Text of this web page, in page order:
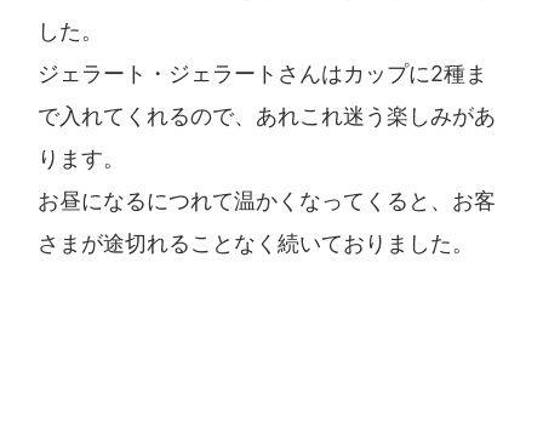
した。
ジェラート・ジェラートさんはカップに2種ま
で入れてくれるので、あれこれ迷う楽しみがあ
ります。
お昼になるにつれて温かくなってくると、お客
さまが途切れることなく続いておりました。